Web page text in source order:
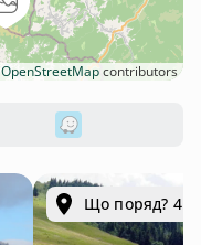
OpenStreetMapcontributors
Що поряд? 4.7